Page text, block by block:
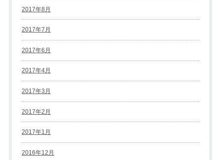
2017年8月
2017年7月
2017年6月
2017年4月
2017年3月
2017年2月
2017年1月
2016年12月